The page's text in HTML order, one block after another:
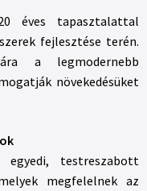
éves tapasztalattal
fejlesztése terén.
a legmodernebb
növekedésüket
egyedi, testreszabott
megfelelnek az